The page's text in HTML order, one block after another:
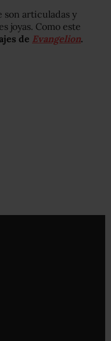
son articuladas y
joyas. Como este
de Evangelion.